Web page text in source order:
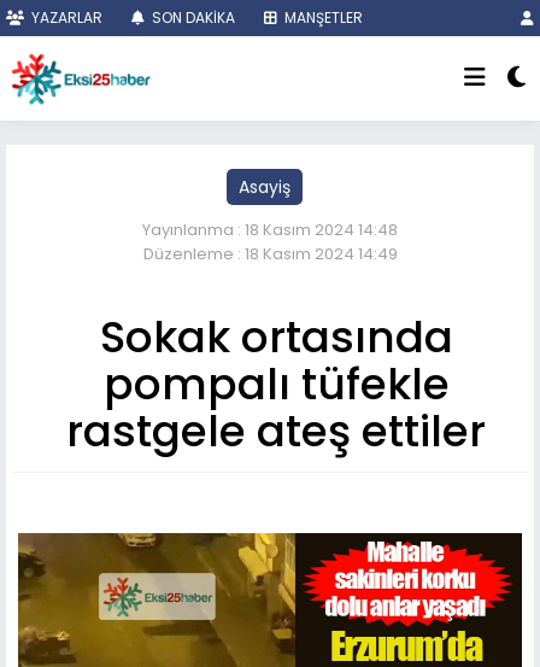
YAZARLAR SON DAKİKA MANŞETLER
Asayiş
Yayınlanma : 18 Kasım 2024 14:48
Düzenleme : 18 Kasım 2024 14:49
Sokak ortasında
pompalı tüfekle
rastgele ateş ettiler